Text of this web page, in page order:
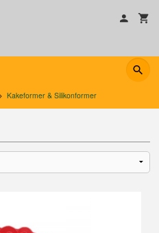
Kakeformer & Silikonformer